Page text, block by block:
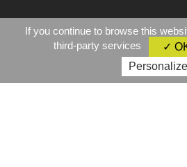
If you continue to browse this
third-party services
✓
Personalize